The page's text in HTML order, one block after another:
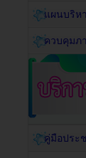
แผนบริห
ควบคุมภ
คู่มือประ